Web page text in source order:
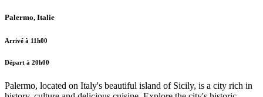
Palermo, Italie
Arrivé à 11h00
Départ à 20h00
Palermo, located on Italy's beautiful island of Sicily, is a city rich in